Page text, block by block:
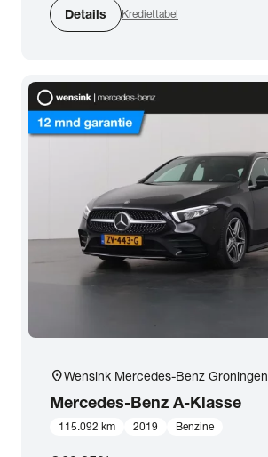
Brandstof
Transmissie
Opties
Carrosserie
Basiskleur
Details Krediettabel
location_onWensink Mercedes-Benz Groningen
Mercedes-Benz A-Klasse
115.092 km 2019 Benzine